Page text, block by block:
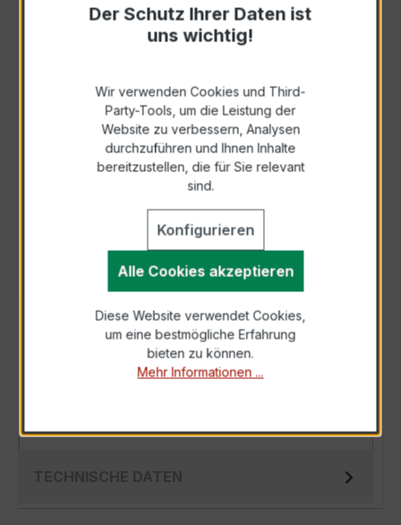
Zur Sammelanfrage hinzufügen
Anfrage telefonisch
Als PDF exportieren
BESCHREIBUNG
Der Wickelstromwandler WSK 40 20/1A 2,5VA
Kl.1 ist ein kompakter, hochpräziser
TECHNISCHE DATEN
Der Schutz Ihrer Daten ist
uns wichtig!
Wir verwenden Cookies und Third-
Party-Tools, um die Leistung der
Website zu verbessern, Analysen
durchzuführen und Ihnen Inhalte
bereitzustellen, die für Sie relevant
sind.
Konfigurieren
Alle Cookies akzeptieren
Diese Website verwendet Cookies,
um eine bestmögliche Erfahrung
bieten zu können.
Mehr Informationen ...